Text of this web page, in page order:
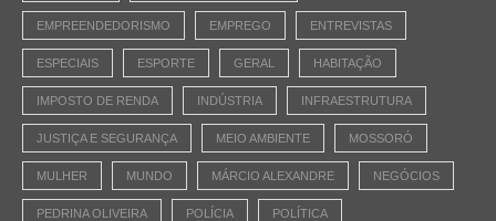
EMPREENDEDORISMO EMPREGO ENTREVISTAS
ESPECIAIS ESPORTE GERAL HABITAÇÃO
IMPOSTO DE RENDA INDÚSTRIA INFRAESTRUTURA
JUSTIÇA E SEGURANÇA MEIO AMBIENTE MOSSORÓ
MULHER MUNDO MÁRCIO ALEXANDRE NEGÓCIOS
PEDRINA OLIVEIRA POLÍCIA POLÍTICA